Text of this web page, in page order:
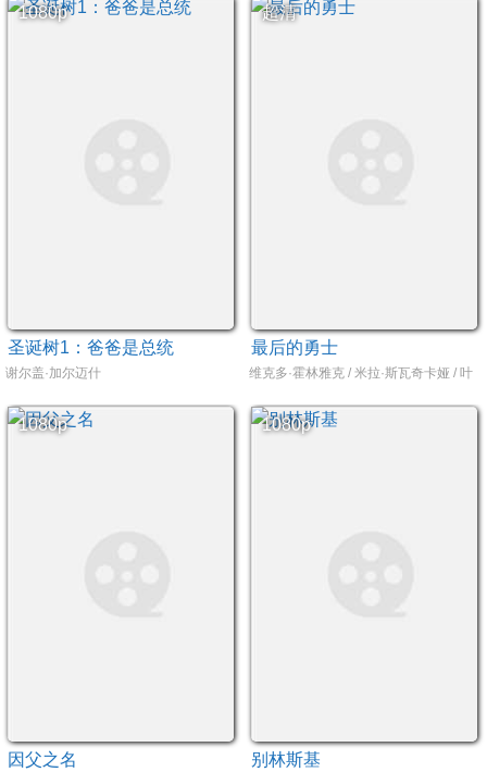
1080p
圣诞树1：爸爸是总统
谢尔盖·加尔迈什
超清
最后的勇士
维克多·霍林雅克 / 米拉·斯瓦奇卡娅 / 叶
1080p
因父之名
1080p
别林斯基